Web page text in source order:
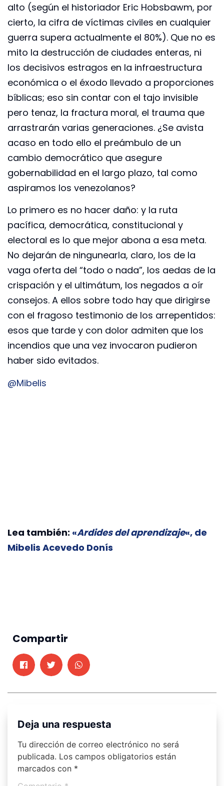
alto (según el historiador Eric Hobsbawm, por
cierto, la cifra de víctimas civiles en cualquier
guerra supera actualmente el 80%). Que no es
mito la destrucción de ciudades enteras, ni
los decisivos estragos en la infraestructura
económica o el éxodo llevado a proporciones
bíblicas; eso sin contar con el tajo invisible
pero tenaz, la fractura moral, el trauma que
arrastrarán varias generaciones. ¿Se avista
acaso en todo ello el preámbulo de un
cambio democrático que asegure
gobernabilidad en el largo plazo, tal como
aspiramos los venezolanos?
Lo primero es no hacer daño: y la ruta
pacífica, democrática, constitucional y
electoral es lo que mejor abona a esa meta.
No dejarán de ningunearla, claro, los de la
vaga oferta del “todo o nada”, los aedas de la
crispación y el ultimátum, los negados a oír
consejos. A ellos sobre todo hay que dirigirse
con el fragoso testimonio de los arrepentidos:
esos que tarde y con dolor admiten que los
incendios que una vez invocaron pudieron
haber sido evitados.
@Mibelis
Lea también: «Ardides del aprendizaje«, de
Mibelis Acevedo Donís
Compartir
Deja una respuesta
Tu dirección de correo electrónico no será
publicada. Los campos obligatorios están
marcados con *